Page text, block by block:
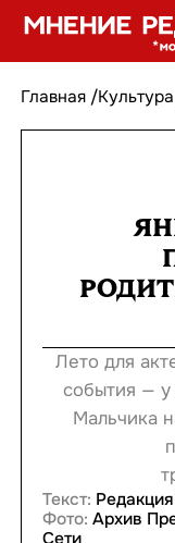
Главная /Культура
Лето для
события — у
Мальчика
Текст:
Фото:Архив